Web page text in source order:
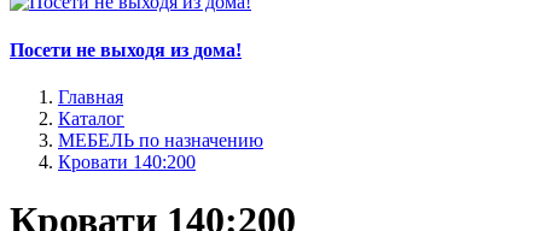
Посети не выходя из дома!
Главная
Каталог
МЕБЕЛЬ по назначению
Кровати 140:200
Кровати 140:200